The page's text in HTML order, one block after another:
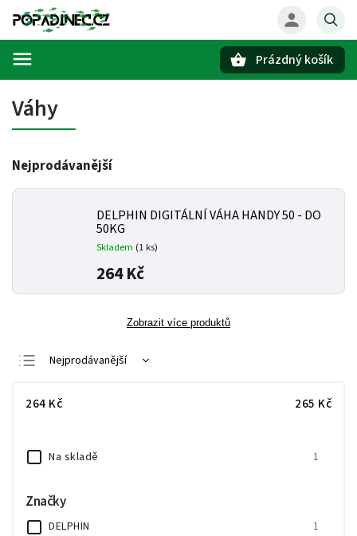
Prázdný košík
Váhy
Nejprodávanější
DELPHIN DIGITÁLNÍ VÁHA HANDY 50 - DO
50KG
Skladem (1 ks)
264 Kč
Zobrazit více produktů
Nejprodávanější
Nejdražší
264 Kč 265 Kč
Na skladě 1
Značky
DELPHIN 1